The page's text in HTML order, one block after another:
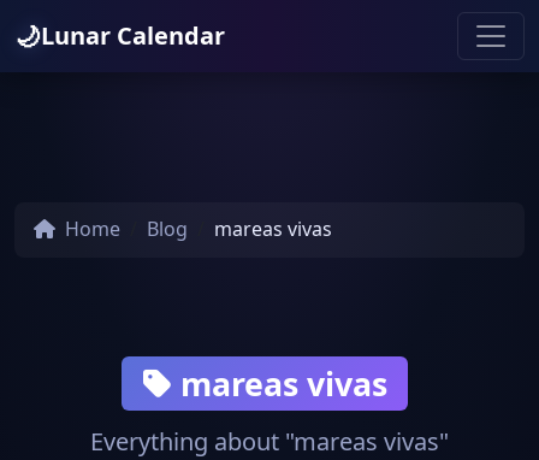
🌙Lunar Calendar
Home Blog mareas vivas
mareas vivas
Everything about "mareas vivas"